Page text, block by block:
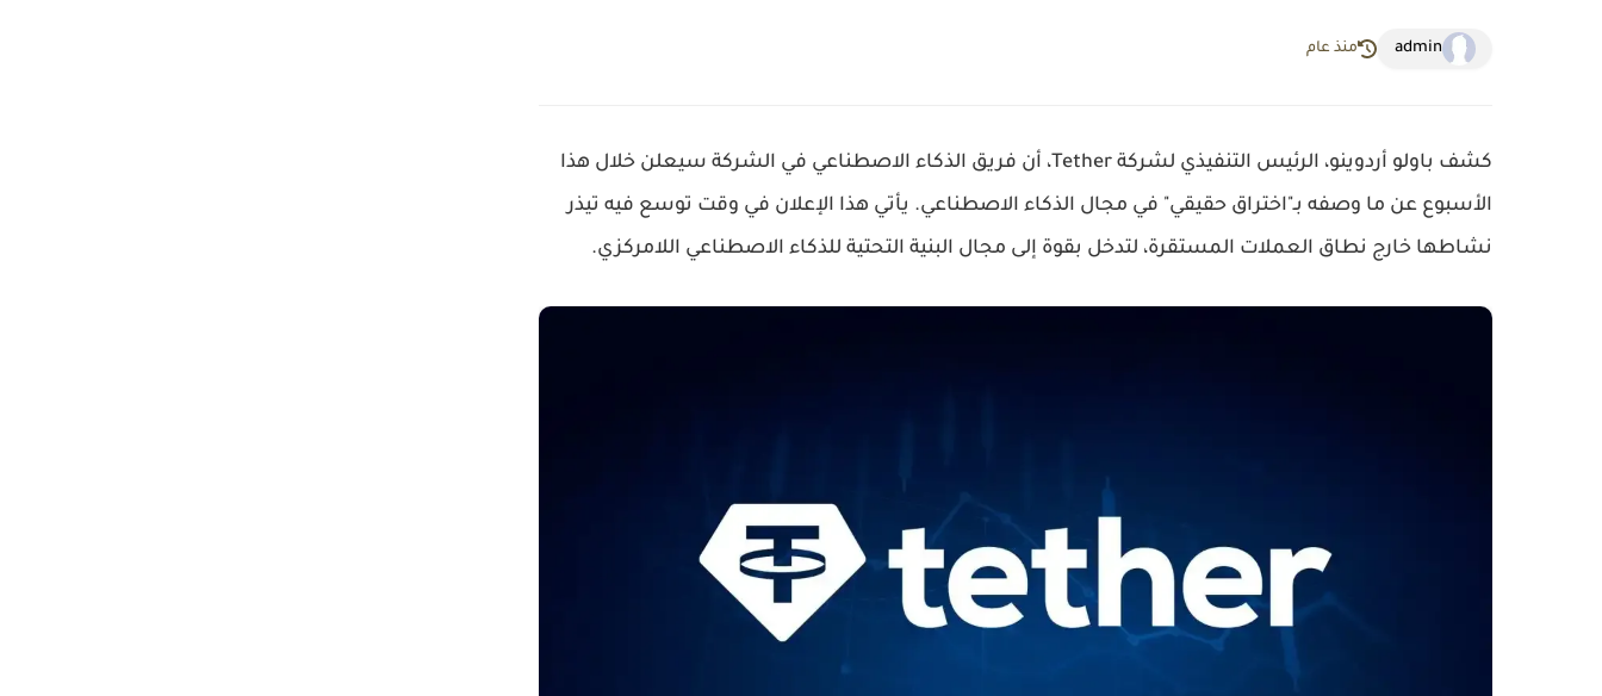
admin منذ عام
كشف باولو أردوينو، الرئيس التنفيذي لشركة Tether، أن فريق الذكاء الاصطناعي في الشركة سيعلن خلال هذا
الأسبوع عن ما وصفه بـ"اختراق حقيقي" في مجال الذكاء الاصطناعي. يأتي هذا الإعلان في وقت توسع فيه تيذر
نشاطها خارج نطاق العملات المستقرة، لتدخل بقوة إلى مجال البنية التحتية للذكاء الاصطناعي اللامركزي.